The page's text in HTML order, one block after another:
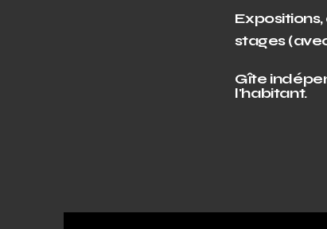
stages
Gîte
l'habitant.